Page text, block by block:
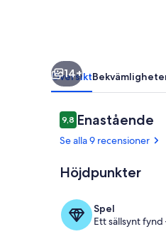
14+
Översikt
Recensioner
9,89,8 av 10,
Enastående
Se alla 9 recensioner
Höjdpunkter
Spel
Ett sällsynt